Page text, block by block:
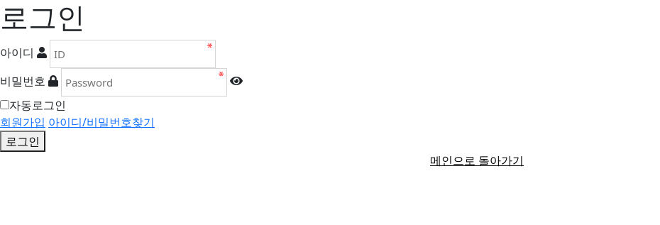
로그인
아이디
비밀번호
자동로그인
회원가입 아이디/비밀번호찾기
로그인
메인으로 돌아가기